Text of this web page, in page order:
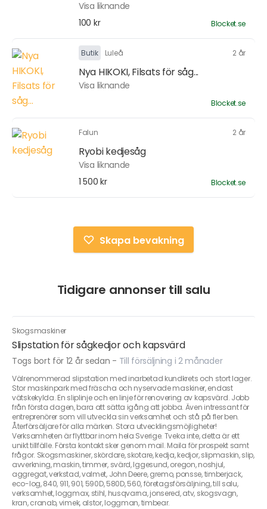
Visa liknande
100 kr
Blocket.se
Butik Luleå 2 år
Nya HIKOKI, Filsats för såg...
Visa liknande
Blocket.se
Falun 2 år
Ryobi kedjesåg
Visa liknande
1 500 kr
Blocket.se
Skapa bevakning
Tidigare annonser till salu
Skogsmaskiner
Slipstation för sågkedjor och kapsvärd
Togs bort för 12 år sedan - Till försäljning i 2 månader
Välrenommerad slipstation med inarbetad kundkrets och stort lager.
Stor maskinpark med fräscha och nyservade maskiner, endast
vätskekylda. En sliplinje och en linje för renovering av kapsvärd. Jobb
från första dagen, bara att sätta igång att jobba. Även intressant för
entreprenörer som vill utveckla sin verksamhet och stå på fler ben.
Återförsäljare för alla märken. Stora utvecklingsmöjligheter!
Verksamheten är flyttbar inom hela Sverige. Tveka inte, detta är ett
unikt tillfälle. Första kontakt sker genom mail. Maila för prospekt samt
frågor. Skogsmaskiner, skördare, skotare, kedja, kedjor, slipmaskin, slip,
avverkning, maskin, timmer, svärd, Iggesund, oregon, noshjul,
aggregat, verkstad, valmet, John Deere, gremo, ponsse, timberjack,
eco-log, 840, 911, 901, 590D, 580D, 560, företagsförsäljning, till salu,
verksamhet, loggmax, stihl, husqvarna, jonsered, atv, skogsvagn,
kran, cranab, vimek, alstor, loggman, timbear.